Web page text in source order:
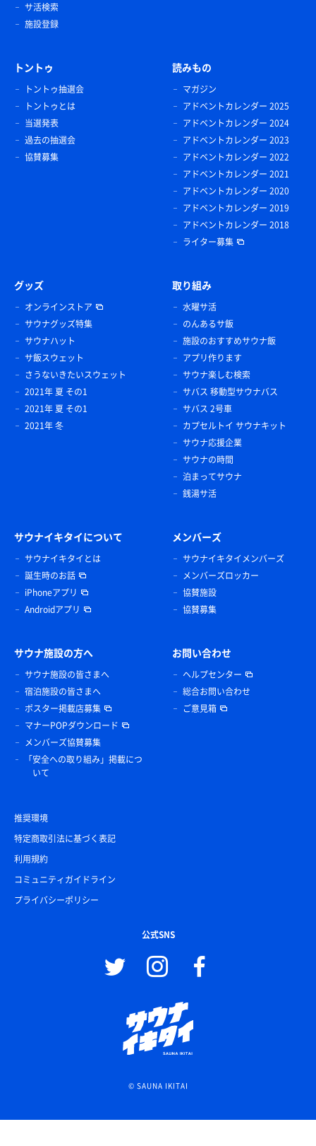
サ活検索
施設登録
トントゥ
トントゥ抽選会
トントゥとは
当選発表
過去の抽選会
協賛募集
読みもの
マガジン
アドベントカレンダー 2025
アドベントカレンダー 2024
アドベントカレンダー 2023
アドベントカレンダー 2022
アドベントカレンダー 2021
アドベントカレンダー 2020
アドベントカレンダー 2019
アドベントカレンダー 2018
ライター募集
グッズ
オンラインストア
サウナグッズ特集
サウナハット
サ飯スウェット
さうないきたいスウェット
2021年 夏 その1
2021年 夏 その1
2021年 冬
取り組み
水曜サ活
のんあるサ飯
施設のおすすめサウナ飯
アプリ作ります
サウナ楽しむ検索
サバス 移動型サウナバス
サバス 2号車
カプセルトイ サウナキット
サウナ応援企業
サウナの時間
泊まってサウナ
銭湯サ活
サウナイキタイについて
サウナイキタイとは
誕生時のお話
iPhoneアプリ
Androidアプリ
メンバーズ
サウナイキタイメンバーズ
メンバーズロッカー
協賛施設
協賛募集
サウナ施設の方へ
サウナ施設の皆さまへ
宿泊施設の皆さまへ
ポスター掲載店募集
マナーPOPダウンロード
メンバーズ協賛募集
「安全への取り組み」掲載につ
いて
お問い合わせ
ヘルプセンター
総合お問い合わせ
ご意見箱
推奨環境
特定商取引法に基づく表記
利用規約
コミュニティガイドライン
プライバシーポリシー
公式SNS
© SAUNA IKITAI